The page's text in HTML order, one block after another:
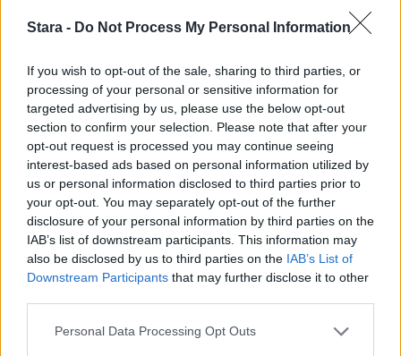
Stara - Do Not Process My Personal Information
If you wish to opt-out of the sale, sharing to third parties, or
processing of your personal or sensitive information for
targeted advertising by us, please use the below opt-out
section to confirm your selection. Please note that after your
opt-out request is processed you may continue seeing
interest-based ads based on personal information utilized by
us or personal information disclosed to third parties prior to
your opt-out. You may separately opt-out of the further
disclosure of your personal information by third parties on the
IAB’s list of downstream participants. This information may
also be disclosed by us to third parties on the IAB’s List of
Downstream Participants that may further disclose it to other
Personal Data Processing Opt Outs